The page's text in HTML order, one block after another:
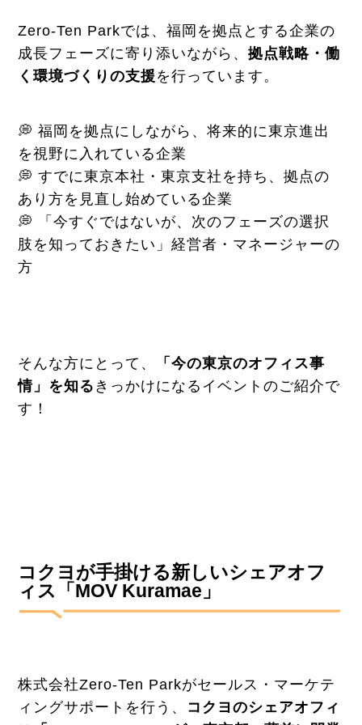
Zero-Ten Parkでは、福岡を拠点とする企業の
成長フェーズに寄り添いながら、拠点戦略・働
く環境づくりの支援を行っています。
💭 福岡を拠点にしながら、将来的に東京進出
を視野に入れている企業
💭 すでに東京本社・東京支社を持ち、拠点の
あり方を見直し始めている企業
💭 「今すぐではないが、次のフェーズの選択
肢を知っておきたい」経営者・マネージャーの
方
そんな方にとって、
「今の東京のオフィス事
情」を知る きっかけになるイベントのご紹介で
す！
コクヨが手掛ける新しいシェアオフ
ィス「MOV Kuramae」
株式会社Zero-Ten Parkがセールス・マーケテ
ィングサポートを行う、 コクヨのシェアオフィ